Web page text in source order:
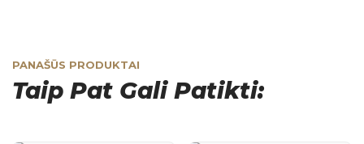
PANAŠŪS PRODUKTAI
Taip Pat Gali Patikti: